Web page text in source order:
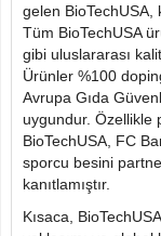
gelen BioTechUSA,
Tüm BioTechUSA
gibi uluslararası
Ürünler %100
Avrupa Gıda
uygundur. Özellikle
BioTechUSA, FC
sporcu besini
kanıtlamıştır.
Kısaca,